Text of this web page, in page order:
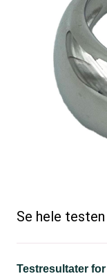
Se hele
Testresultater